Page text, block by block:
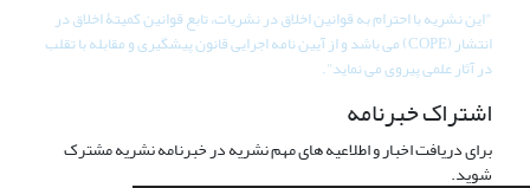
"این نشریه با احترام به قوانین اخلاق در نشریات، تابع قوانین کمیتۀ اخلاق در
انتشار (COPE) می باشد و از آیین نامه اجرایی قانون پیشگیری و مقابله با تقلب
در آثار علمی پیروی می نماید".
اشتراک خبرنامه
برای دریافت اخبار و اطلاعیه های مهم نشریه در خبرنامه نشریه مشترک
شوید.